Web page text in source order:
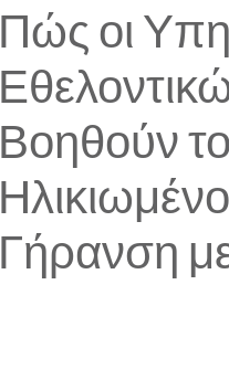
Πώς οι
Βοηθούν
Γήρανση